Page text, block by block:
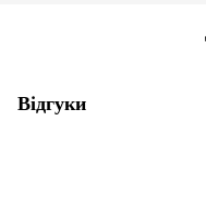
Відгуки